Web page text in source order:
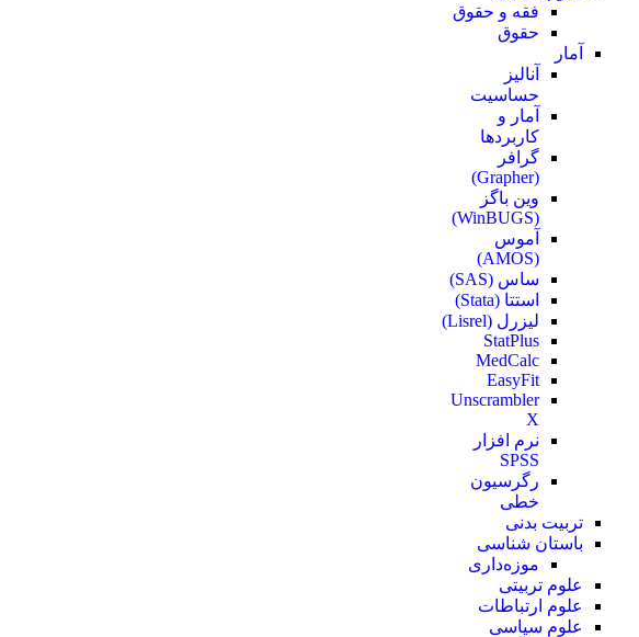
فقه و حقوق
حقوق
آمار
آنالیز
حساسیت
آمار و
کاربردها
گرافر
(Grapher)
وین باگز
(WinBUGS)
آموس
(AMOS)
ساس (SAS)
استتا (Stata)
لیزرل (Lisrel)
StatPlus
MedCalc
EasyFit
Unscrambler
X
نرم افزار
SPSS
رگرسیون
خطی
تربیت بدنی
باستان شناسی
موزه‌داری
علوم تربیتی
علوم ارتباطات
علوم سیاسی